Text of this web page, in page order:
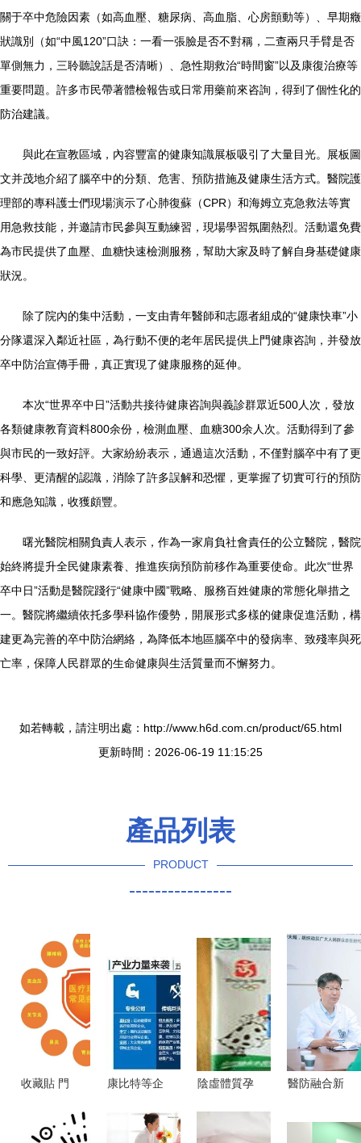
關于卒中危險因素（如高血壓、糖尿病、高血脂、心房顫動等）、早期癥
狀識別（如“中風120”口訣：一看一張臉是否不對稱，二查兩只手臂是否
單側無力，三聆聽說話是否清晰）、急性期救治“時間窗”以及康復治療等
重要問題。許多市民帶著體檢報告或日常用藥前來咨詢，得到了個性化的
防治建議。
與此在宣教區域，內容豐富的健康知識展板吸引了大量目光。展板圖
文并茂地介紹了腦卒中的分類、危害、預防措施及健康生活方式。醫院護
理部的專科護士們現場演示了心肺復蘇（CPR）和海姆立克急救法等實
用急救技能，并邀請市民參與互動練習，現場學習氛圍熱烈。活動還免費
為市民提供了血壓、血糖快速檢測服務，幫助大家及時了解自身基礎健康
狀況。
除了院內的集中活動，一支由青年醫師和志愿者組成的“健康快車”小
分隊還深入鄰近社區，為行動不便的老年居民提供上門健康咨詢，并發放
卒中防治宣傳手冊，真正實現了健康服務的延伸。
本次“世界卒中日”活動共接待健康咨詢與義診群眾近500人次，發放
各類健康教育資料800余份，檢測血壓、血糖300余人次。活動得到了參
與市民的一致好評。大家紛紛表示，通過這次活動，不僅對腦卒中有了更
科學、更清醒的認識，消除了許多誤解和恐懼，更掌握了切實可行的預防
和應急知識，收獲頗豐。
曙光醫院相關負責人表示，作為一家肩負社會責任的公立醫院，醫院
始終將提升全民健康素養、推進疾病預防前移作為重要使命。此次“世界
卒中日”活動是醫院踐行“健康中國”戰略、服務百姓健康的常態化舉措之
一。醫院將繼續依托多學科協作優勢，開展形式多樣的健康促進活動，構
建更為完善的卒中防治網絡，為降低本地區腦卒中的發病率、致殘率與死
亡率，保障人民群眾的生命健康與生活質量而不懈努力。
如若轉載，請注明出處：http://www.h6d.com.cn/product/65.html
更新時間：2026-06-19 11:15:25
產品列表
PRODUCT
----------------
收藏貼 門
能報銷，5
康比特等企
京 縱論健
陰虛體質孕
統調養食品
醫防融合新
大學華西第